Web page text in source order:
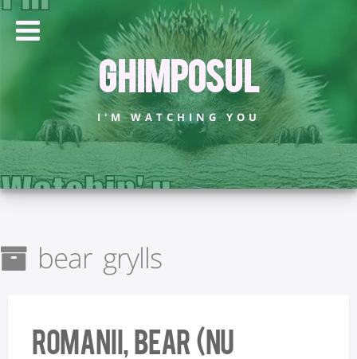
Ghimposul
I'M WATCHING YOU
bear grylls
romanii, Bear (nu